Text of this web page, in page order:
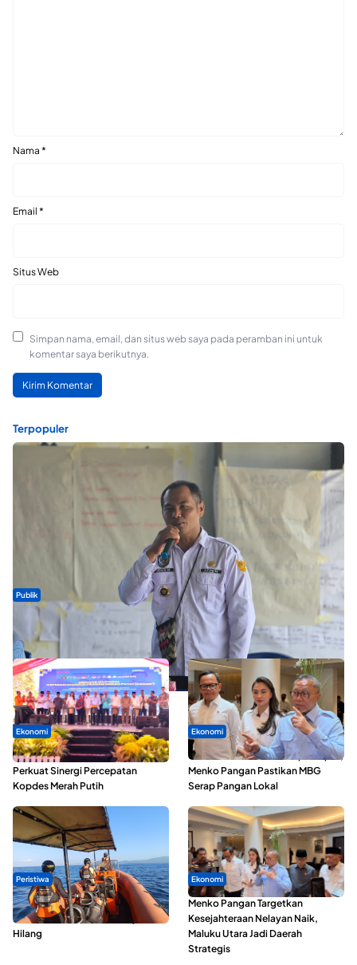
Nama *
Email *
Situs Web
Simpan nama, email, dan situs web saya pada peramban ini untuk
komentar saya berikutnya.
Terpopuler
Publik
ABDESI Morotai Apresiasi Penyaluran ADD Rp3,13 Miliar untuk
88 Desa
Ekonomi
Seminar di Ternate, Mendes
Perkuat Sinergi Percepatan
Kopdes Merah Putih
Ekonomi
SPPG di Maluku Utara Dipercepat,
Menko Pangan Pastikan MBG
Serap Pangan Lokal
Peristiwa
Dua Longboat Bertabrakan di
Perairan Taliabu, Satu Nelayan
Hilang
Ekonomi
Menko Pangan Targetkan
Kesejahteraan Nelayan Naik,
Maluku Utara Jadi Daerah
Strategis